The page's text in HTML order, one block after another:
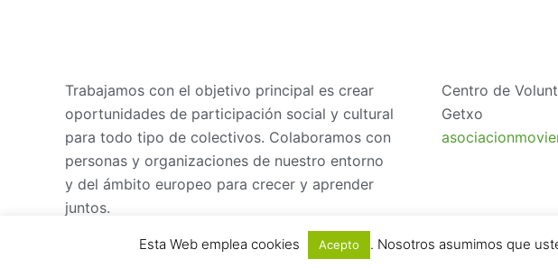
Trabajamos con el objetivo principal es crear
oportunidades de participación social y cultural
para todo tipo de colectivos. Colaboramos con
personas y organizaciones de nuestro entorno
y del ámbito europeo para crecer y aprender
juntos.
Centro de
Getxo
Esta Web emplea cookies Acepto . Nosotros asumimos que